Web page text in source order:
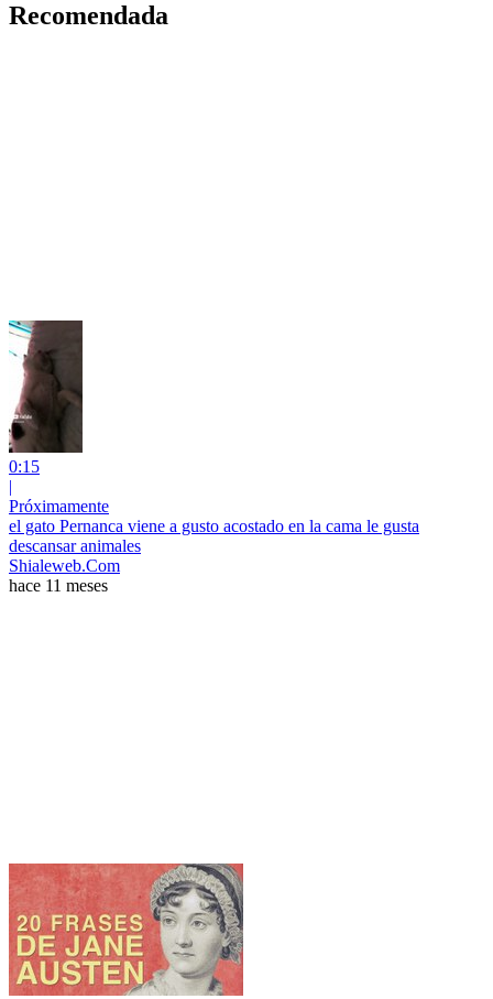
Recomendada
0:15
|
Próximamente
el gato Pernanca viene a gusto acostado en la cama le gusta
descansar animales
Shialeweb.Com
hace 11 meses